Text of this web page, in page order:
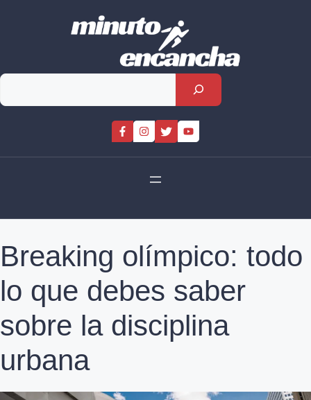
Rechercher
Breaking olímpico: todo
lo que debes saber
sobre la disciplina
urbana